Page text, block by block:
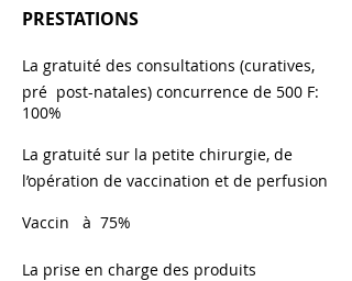
PRESTATIONS
La gratuité des consultations (curatives,
pré post-natales) concurrence de 500 F:
100%
La gratuité sur la petite chirurgie, de
l’opération de vaccination et de perfusion
Vaccin à 75%
La prise en charge des produits